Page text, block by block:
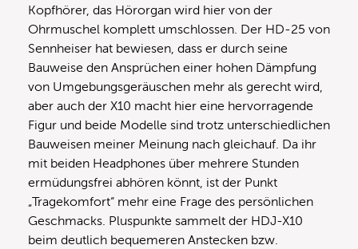
Kopfhörer, das Hörorgan wird hier von der
Ohrmuschel komplett umschlossen. Der HD-25 von
Sennheiser hat bewiesen, dass er durch seine
Bauweise den Ansprüchen einer hohen Dämpfung
von Umgebungsgeräuschen mehr als gerecht wird,
aber auch der X10 macht hier eine hervorragende
Figur und beide Modelle sind trotz unterschiedlichen
Bauweisen meiner Meinung nach gleichauf. Da ihr
mit beiden Headphones über mehrere Stunden
ermüdungsfrei abhören könnt, ist der Punkt
„Tragekomfort“ mehr eine Frage des persönlichen
Geschmacks. Pluspunkte sammelt der HDJ-X10
beim deutlich bequemeren Anstecken bzw.